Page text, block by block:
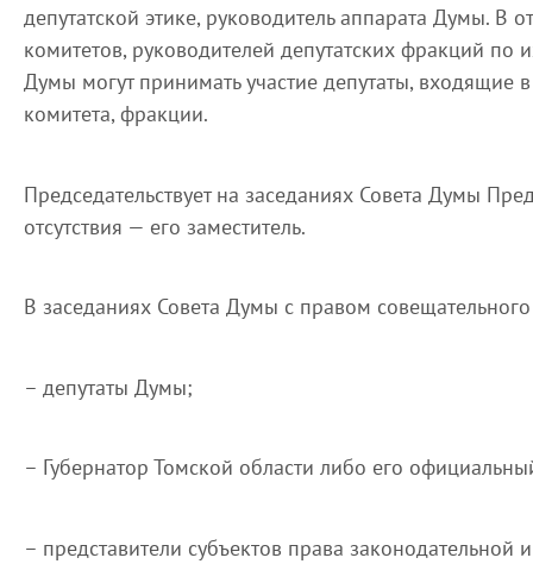
депутатской этике, руководитель аппарата Думы. В
комитетов, руководителей депутатских фракций по
Думы могут принимать участие депутаты, входящие
комитета, фракции.
Председательствует на заседаниях Совета Думы
отсутствия — его заместитель.
В заседаниях Совета Думы с правом совещательного
– депутаты Думы;
– Губернатор Томской области либо его
– представители субъектов права